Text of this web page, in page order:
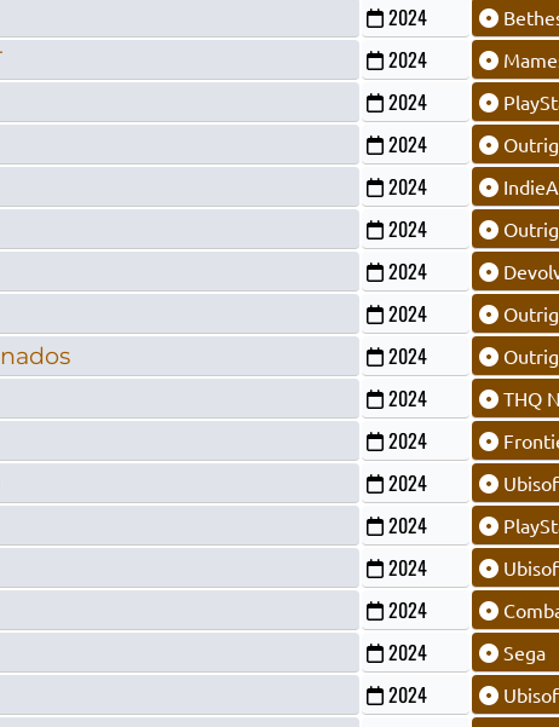
2024
2024
2024
2024
2024
2024
2024
2024
2024
2024 THQ
2024
2024
2024
2024
2024
2024 Sega
2024